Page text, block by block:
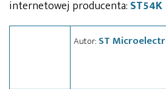
internetowej producenta: ST54K
Autor: ST